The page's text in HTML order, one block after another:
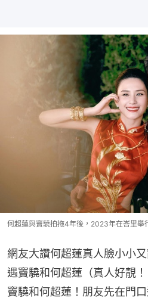
何超蓮與竇驍拍拖4年後，2023年在峇里舉
網友大讚何超蓮真人臉小小
遇竇驍和何超蓮（真人好靚
竇驍和何超蓮！朋友先在門